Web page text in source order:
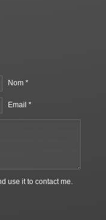
Nom *
Email *
use it to contact me.